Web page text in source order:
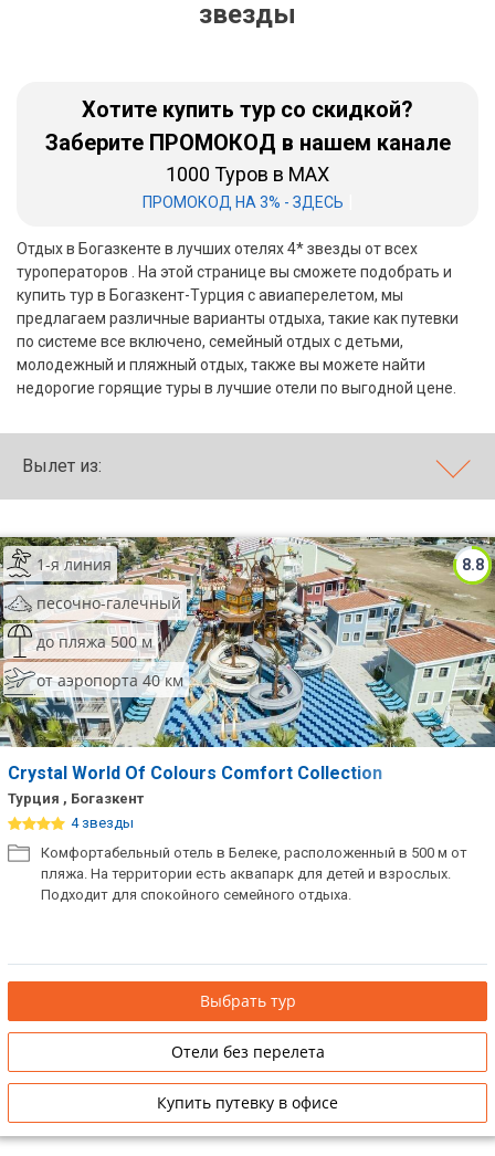
звезды
Хотите купить тур со скидкой?
Заберите ПРОМОКОД в нашем канале
1000 Туров в MAX
ПРОМОКОД НА 3% - ЗДЕСЬ
Отдых в Богазкенте в лучших отелях 4* звезды от всех
туроператоров . На этой странице вы сможете подобрать и
купить тур в Богазкент-Турция с авиаперелетом, мы
предлагаем различные варианты отдыха, такие как путевки
по системе все включено, семейный отдых с детьми,
молодежный и пляжный отдых, также вы можете найти
недорогие горящие туры в лучшие отели по выгодной цене.
Вылет из:
8.8
1-я линия
песочно-галечный
до пляжа 500 м
от аэропорта 40 км
Crystal World Of Colours Comfort Collection
Турция , Богазкент
4 звезды
Комфортабельный отель в Белеке, расположенный в 500 м от
пляжа. На территории есть аквапарк для детей и взрослых.
Подходит для спокойного семейного отдыха.
Выбрать тур
Отели без перелета
Купить путевку в офисе
Хайнань
Занзибар
Абхазия
Большой Сочи
Кав Мин Воды
Экскурсионные туры
ТОП 10 недорогих отелей
5*
Лучшие отели 4* звезды
Недорогие отели 4*
звезды
Лучшие отели 3* звезды
Недорогие отели 3*
Сетевые отели Турции
Сетевые отели ОАЭ
Сетевые отели Шри Ланки
Сетевые отели Вьетнама